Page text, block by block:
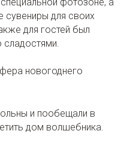
сувениры для своих
для гостей был
сладостями.
новогоднего
и пообещали в
дом волшебника.